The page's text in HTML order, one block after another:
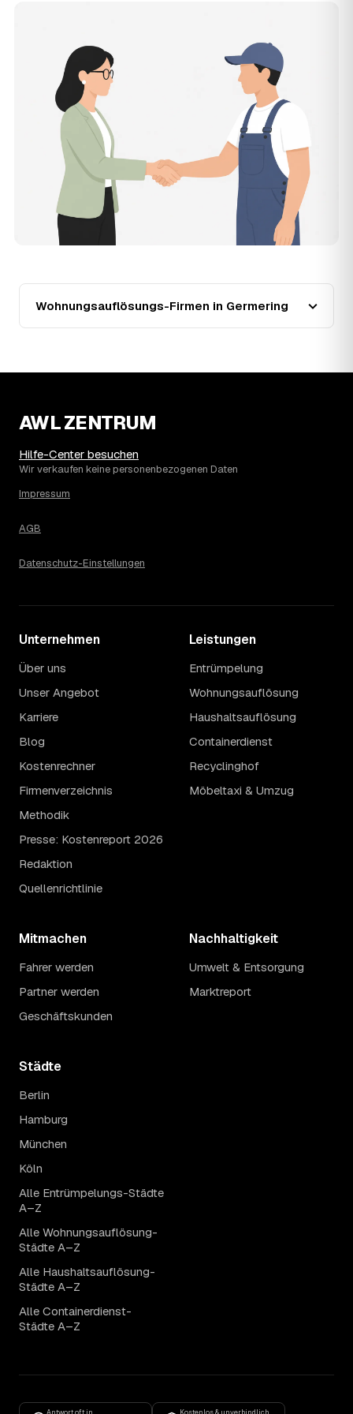
Werden Wohnungsauflösungen in Germering
teurer?
Seit 2020 verlief die Preisentwicklung in Germering
steigend (+45 %), mit dem bisherigen Höchststand im
Jahr 2022. Eine Prognose lässt sich daraus nicht
ableiten, aber wer frühzeitig anfragt, sichert sich das
aktuelle Preisniveau als Festpreis — unabhängig von der
weiteren Marktentwicklung.
Warum liegt die Preisspanne zwischen 750 und
2.570 € in Germering?
Die Spanne ergibt sich vor allem aus Wohnfläche und
Möblierungsgrad: Eine kleine, kaum möblierte Wohnung
Endpreis zusätzlich. Den genauen Betrag für Ihre
Wohnung erfahren Sie erst nach einer kurzen,
Wohnungsauflösungs-Firmen in Germering
AWL ZENTRUM
Hilfe-Center besuchen
Wir verkaufen keine personenbezogenen Daten
Impressum
AGB
Datenschutz-Einstellungen
Unternehmen
Über uns
Unser Angebot
Karriere
Blog
Kostenrechner
Firmenverzeichnis
Methodik
Presse: Kostenreport 2026
Redaktion
Quellenrichtlinie
Leistungen
Entrümpelung
Wohnungsauflösung
Haushaltsauflösung
Containerdienst
Recyclinghof
Möbeltaxi & Umzug
Mitmachen
Fahrer werden
Partner werden
Geschäftskunden
Nachhaltigkeit
Umwelt & Entsorgung
Marktreport
Städte
Berlin
Hamburg
München
Köln
Alle Entrümpelungs-Städte
A–Z
Alle Wohnungsauflösung-
Städte A–Z
Alle Haushaltsauflösung-
Städte A–Z
Alle Containerdienst-
Städte A–Z